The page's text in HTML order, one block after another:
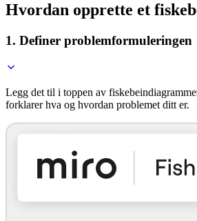
Hvordan opprette et
1. Definer problemformuleringen
Legg det til i toppen av
forklarer hva og hvordan problemet ditt er.